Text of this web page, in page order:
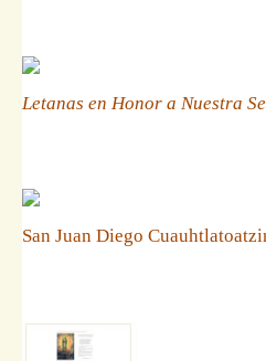
Letanas en Honor a Nuestra
San Juan Diego